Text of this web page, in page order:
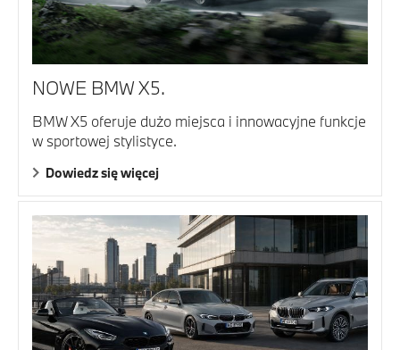
NOWE BMW X5.
BMW X5 oferuje dużo miejsca i innowacyjne funkcje
w sportowej stylistyce.
Dowiedz się więcej